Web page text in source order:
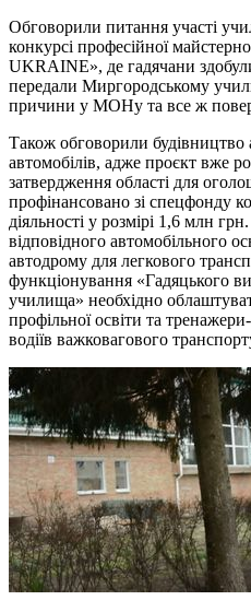
Обговорили питання участі
конкурсі професійної
UKRAINE», де гадячани
передали Миргородському
причини у МОНу та все ж
Також обговорили
автомобілів, адже проєкт вже
затвердження області для
профінансовано зі спецфонду
діяльності у розмірі 1,6 млн
відповідного автомобільного
автодрому для легкового
функціонування «Гадяцького
училища» необхідно
профільної освіти та
водіїв важковагового